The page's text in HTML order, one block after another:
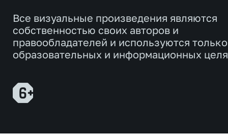
Все визуальные произведения являются
собственностью своих авторов и
правообладателей и используются
образовательных и информационных